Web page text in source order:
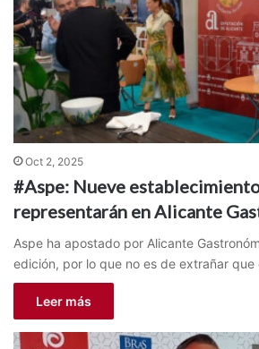
Oct 2, 2025
#Aspe: Nueve
representarán en Alicante
Aspe ha apostado por Alicante
edición, por lo que no es de extrañar
Leer más